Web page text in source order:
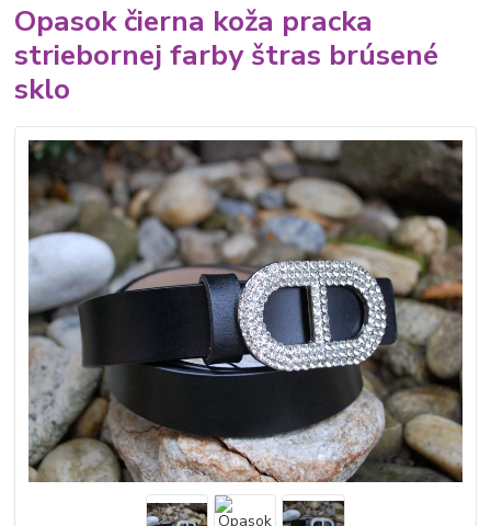
Opasok čierna koža pracka
striebornej farby štras brúsené
sklo